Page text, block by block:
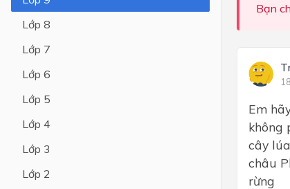
Lớp 10
Lớp 8
Lớp 7
Lớp 6
Lớp 5
Lớp 4
Lớp 3
Lớp 2
Bạn
Em
không
cây
châu
rừng